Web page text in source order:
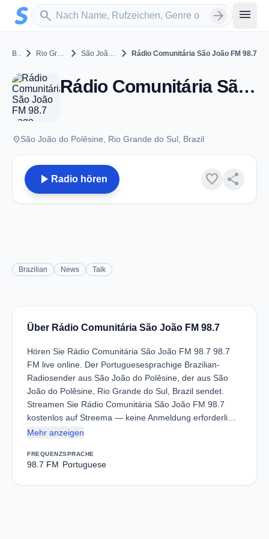
Zum Hauptinhalt springen
search
Sender suchen arrow_forward menu
Brazil chevron_right Rio Grande do Sul chevron_right São João do Polêsine chevron_right Rádio Comunitária São João FM 98.7
Rádio Comunitária São João FM 98.7 - FM 98.7 - São João do Polêsine
placeSão João do Polêsine, Rio Grande do Sul, Brazil
play_arrow Radio hören favorite share
Brazilian News Talk
Über Rádio Comunitária São João FM 98.7
Hören Sie Rádio Comunitária São João FM 98.7 98.7
FM live online. Der Portuguesesprachige Brazilian-
Radiosender aus São João do Polêsine, der aus São
João do Polêsine, Rio Grande do Sul, Brazil sendet.
Streamen Sie Rádio Comunitária São João FM 98.7
kostenlos auf Streema — keine Anmeldung erforderli…
Mehr anzeigen
FREQUENZ
98.7 FM
SPRACHE
Portuguese